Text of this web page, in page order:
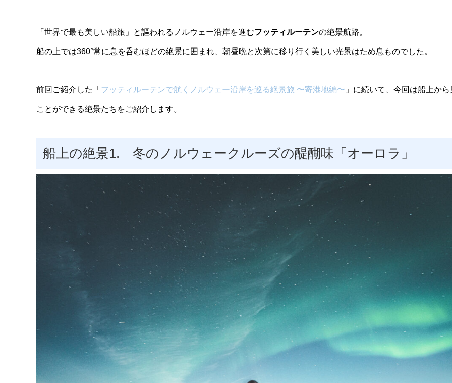
「世界で最も美しい船旅」と謳われるノルウェー沿岸を進むフッティルーテンの絶景航路。
船の上では360°常に息を呑むほどの絶景に囲まれ、朝昼晩と次第に移り行く美しい光景はため息ものでした。
前回ご紹介した「 フッティルーテンで航くノルウェー沿岸を巡る絶景旅 〜寄港地編〜 」に続いて、今回は船上から
ことができる絶景たちをご紹介します。
船上の絶景1. 冬のノルウェークルーズの醍醐味「オーロラ」